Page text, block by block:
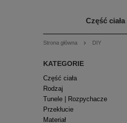
Część ciała
Strona główna DIY
KATEGORIE
Część ciała
Rodzaj
Tunele | Rozpychacze
Przekłucie
Materiał